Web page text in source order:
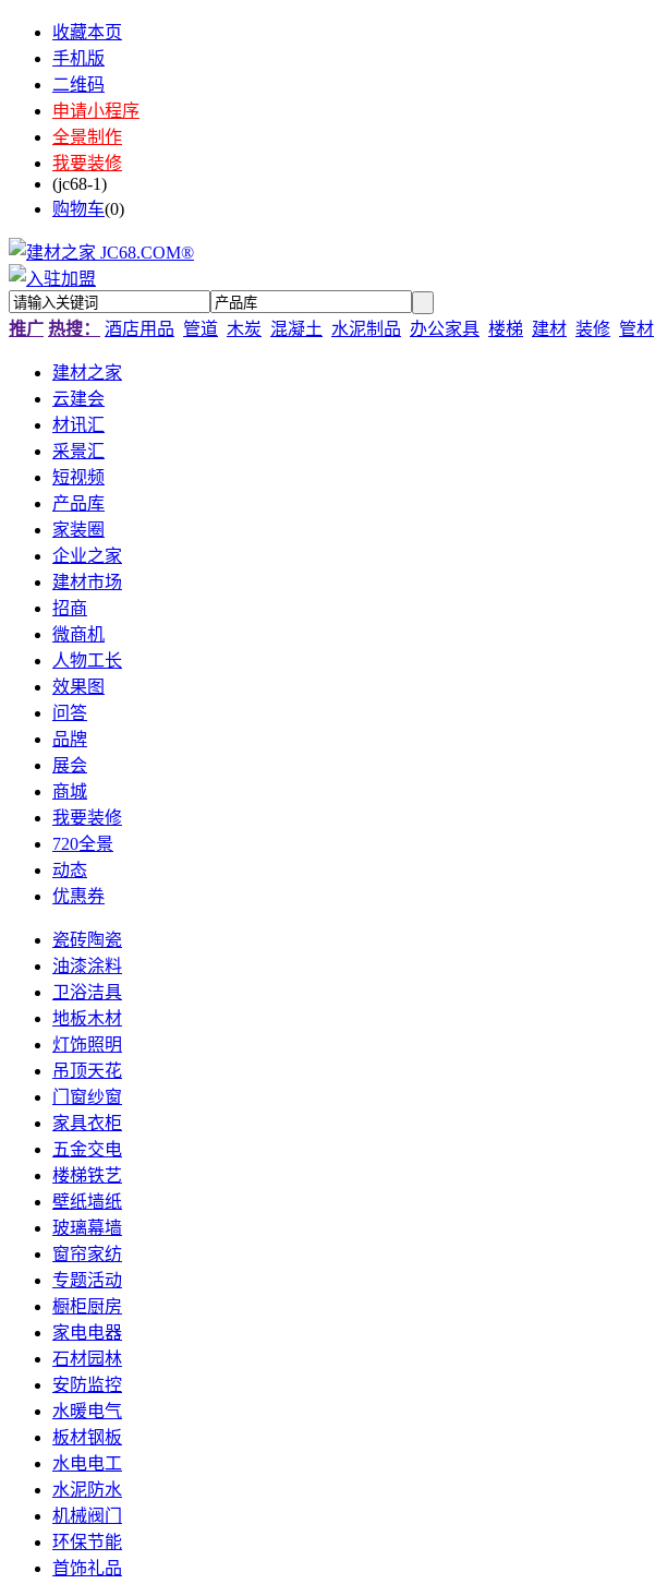
收藏本页
手机版
二维码
申请小程序
全景制作
我要装修
(jc68-1)
购物车(0)
推广 热搜： 酒店用品 管道 木炭 混凝土 水泥制品 办公家具 楼梯 建材 装修 管材
建材之家
云建会
材讯汇
采景汇
短视频
产品库
家装圈
企业之家
建材市场
招商
微商机
人物工长
效果图
问答
品牌
展会
商城
我要装修
720全景
动态
优惠券
瓷砖陶瓷
油漆涂料
卫浴洁具
地板木材
灯饰照明
吊顶天花
门窗纱窗
家具衣柜
五金交电
楼梯铁艺
壁纸墙纸
玻璃幕墙
窗帘家纺
专题活动
橱柜厨房
家电电器
石材园林
安防监控
水暖电气
板材钢板
水电电工
水泥防水
机械阀门
环保节能
首饰礼品